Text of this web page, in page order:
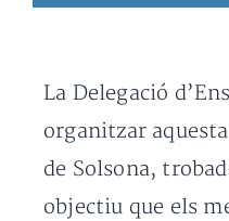
La Delegació
organitzar
de Solsona,
objectiu que els